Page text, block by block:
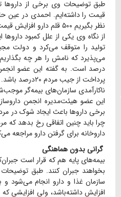
نظر بگیریم ۵۰۰ قلم دارو افزایش قیمت داشته‌است، می‌افزاید: «البته بهتر است که بگوییم اصلاح قیمت!»
از نگاه وی یکی از علل کمبود
تولید را متوقف می‌کرد و دولت
ناکارآمدی سازمان‌های بیمه‌گر موجب‌شده
این عضو هیئت‌مدیره انجمن
چرا باید چنین اتفاقی رخ بدهد که
داروخانه برای گرفتن دارو مراجعه
گرانی بدون هماهنگی
بیمه‌های پایه هم که قرار است
بخواهند جبران کنند. طبق